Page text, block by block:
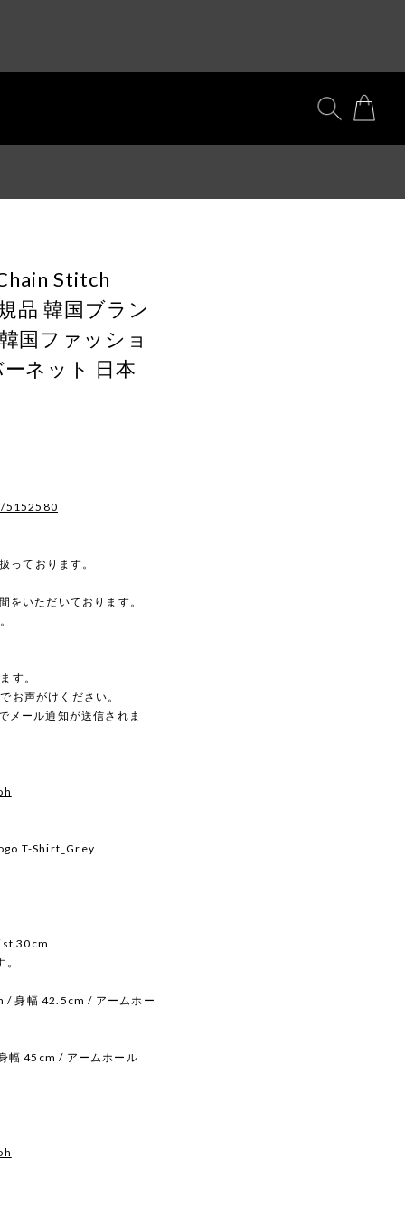
Stitch
品 韓国ブラン
国ファッショ
ネット 日本
5152580
ております。
をいただいております。
す。
お声がけください。
メール通知が送信されま
T-Shirt_Grey
30cm
/ 身幅 42.5cm / アームホー
幅 45cm / アームホール